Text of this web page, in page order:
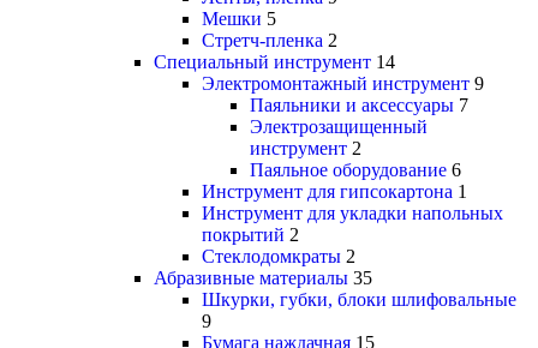
Мешки 5
Стретч-пленка 2
Специальный инструмент 14
Электромонтажный инструмент 9
Паяльники и аксессуары 7
Электрозащищенный
инструмент 2
Паяльное оборудование 6
Инструмент для гипсокартона 1
Инструмент для укладки напольных
покрытий 2
Стеклодомкраты 2
Абразивные материалы 35
Шкурки, губки, блоки шлифовальные
9
Бумага наждачная 15